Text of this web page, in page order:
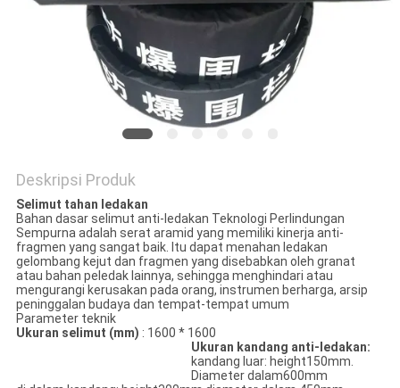
Deskripsi Produk
Selimut tahan ledakan
Bahan dasar selimut anti-ledakan Teknologi Perlindungan
Sempurna adalah serat aramid yang memiliki kinerja anti-
fragmen yang sangat baik. Itu dapat menahan ledakan
gelombang kejut dan fragmen yang disebabkan oleh granat
atau bahan peledak lainnya, sehingga menghindari atau
mengurangi kerusakan pada orang, instrumen berharga, arsip
peninggalan budaya dan tempat-tempat umum
Parameter teknik
Ukuran selimut (mm) : 1600 * 1600
Ukuran kandang anti-ledakan:
kandang luar: height150mm.
Diameter dalam600mm